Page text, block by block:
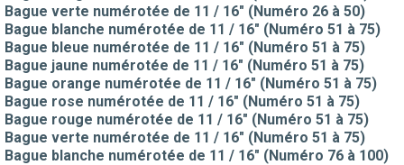
Bague verte numérotée de 11 / 16" (Numéro 26 à 50)
Bague blanche numérotée de 11 / 16" (Numéro 51 à 75)
Bague bleue numérotée de 11 / 16" (Numéro 51 à 75)
Bague jaune numérotée de 11 / 16" (Numéro 51 à 75)
Bague orange numérotée de 11 / 16" (Numéro 51 à 75)
Bague rose numérotée de 11 / 16" (Numéro 51 à 75)
Bague rouge numérotée de 11 / 16" (Numéro 51 à 75)
Bague verte numérotée de 11 / 16" (Numéro 51 à 75)
Bague blanche numérotée de 11 / 16" (Numéro 76 à 100)